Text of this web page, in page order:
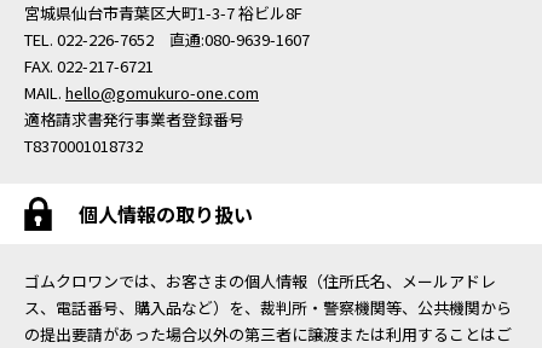
宮城県仙台市青葉区大町1-3-7 裕ビル8F
TEL. 022-226-7652 直通:080-9639-1607
FAX. 022-217-6721
MAIL. hello@gomukuro-one.com
適格請求書発行事業者登録番号
T8370001018732
個人情報の取り扱い
ゴムクロワンでは、お客さまの個人情報（住所氏名、メールアドレ
ス、電話番号、購入品など）を、裁判所・警察機関等、公共機関から
の提出要請があった場合以外の第三者に譲渡または利用することはご